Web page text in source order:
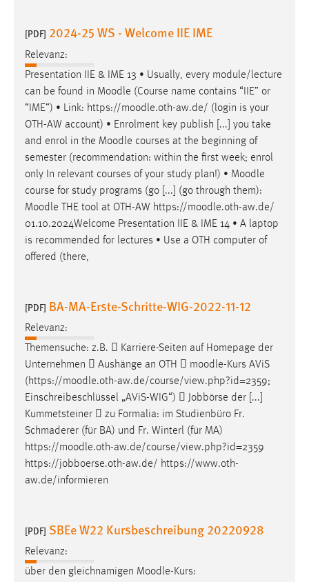
[PDF] 2024-25 WS - Welcome IIE IME
Relevanz:
Presentation IIE & IME 13 • Usually, every module/lecture
can be found in Moodle (Course name contains “IIE” or
“IME”) • Link: https://moodle.oth-aw.de/ (login is your
OTH-AW account) • Enrolment key publish [...] you take
and enrol in the Moodle courses at the beginning of
semester (recommendation: within the first week; enrol
only In relevant courses of your study plan!) • Moodle
course for study programs (go [...] (go through them):
Moodle THE tool at OTH-AW https://moodle.oth-aw.de/
01.10.2024Welcome Presentation IIE & IME 14 • A laptop
is recommended for lectures • Use a OTH computer of
offered (there,
[PDF] BA-MA-Erste-Schritte-WIG-2022-11-12
Relevanz:
Themensuche: z.B.  Karriere-Seiten auf Homepage der
Unternehmen  Aushänge an OTH  moodle-Kurs AViS
(https://moodle.oth-aw.de/course/view.php?id=2359;
Einschreibeschlüssel „AViS-WIG“)  Jobbörse der [...]
Kummetsteiner  zu Formalia: im Studienbüro Fr.
Schmaderer (für BA) und Fr. Winterl (für MA)
https://moodle.oth-aw.de/course/view.php?id=2359
https://jobboerse.oth-aw.de/ https://www.oth-
aw.de/informieren
[PDF] SBEe W22 Kursbeschreibung 20220928
Relevanz:
über den gleichnamigen Moodle-Kurs: